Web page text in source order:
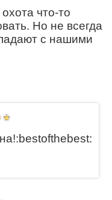
что-то
Но не всегда
с нашими